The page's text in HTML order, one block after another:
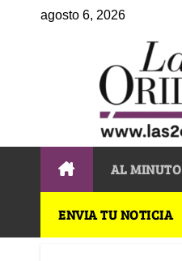
agosto 6, 2026
AL MINUTO
ENVIA TU NOTICIA